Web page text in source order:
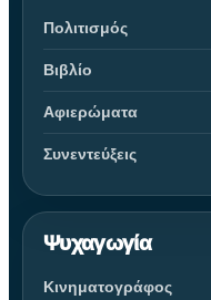
Πολιτισμός
Βιβλίο
Αφιερώματα
Συνεντεύξεις
Ψυχαγωγία
Κινηματογράφος